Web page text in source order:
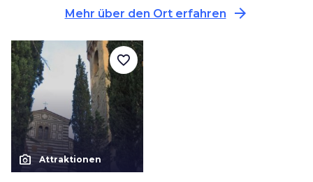
Mehr über den Ort erfahren arrow_forward
photo_camera Attraktionen
favorite_border